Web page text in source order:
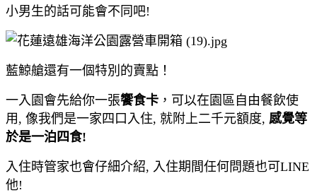
小男生的話可能會不同吧!
藍鯨艙還有一個特別的賣點！
一入園會先給你一張饗食卡 ，可以在園區自由餐飲使
用, 像我們是一家四口入住, 就附上二千元額度, 感覺等
於是一泊四食!
入住時管家也會仔細介紹, 入住期間任何問題也可LINE
他!